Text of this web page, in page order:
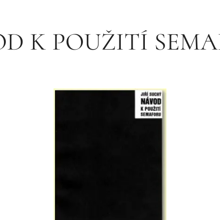
K POUŽITÍ